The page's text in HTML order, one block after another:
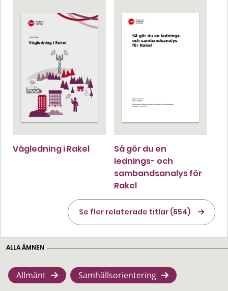
Vägledning i Rakel
Så gör du en
lednings- och
sambandsanalys för
Rakel
Se fler relaterade titlar (654)
ALLA ÄMNEN
Allmänt Samhällsorientering